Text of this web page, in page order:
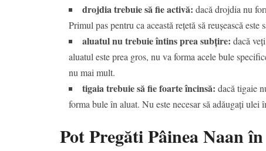
drojdia trebuie să fie activă: dacă drojdia nu
Primul pas pentru ca această rețetă să reușească
aluatul nu trebuie întins prea subțire: dacă
aluatul este prea gros, nu va forma acele bule
nu mai mult.
tigaia trebuie să fie foarte încinsă: dacă tigaie
forma bule în aluat. Nu este necesar să adăugați
Pot Pregăti Pâinea Naan